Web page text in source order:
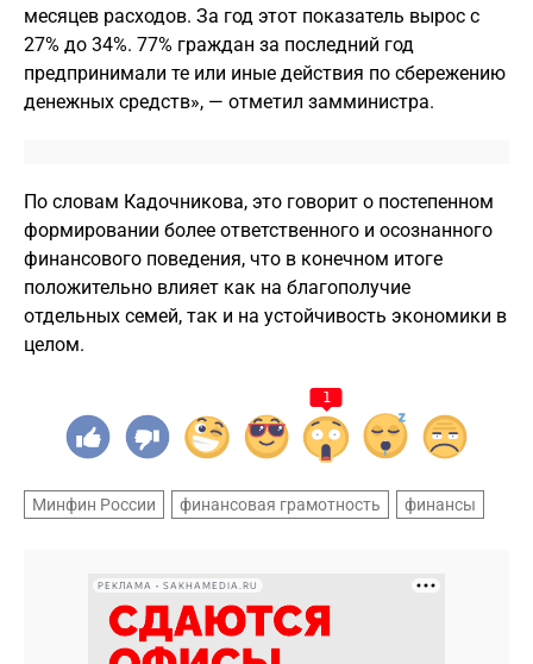
месяцев расходов. За год этот показатель вырос с
27% до 34%. 77% граждан за последний год
предпринимали те или иные действия по сбережению
денежных средств», — отметил замминистра.
По словам Кадочникова, это говорит о постепенном
формировании более ответственного и осознанного
финансового поведения, что в конечном итоге
положительно влияет как на благополучие
отдельных семей, так и на устойчивость экономики в
целом.
1
Минфин России финансовая грамотность финансы
РЕКЛАМА • SAKHAMEDIA.RU